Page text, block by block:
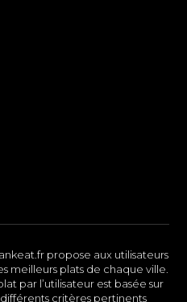
propose aux utilisateurs
meilleurs plats de chaque ville.
par l’utilisateur est basée sur
critères pertinents